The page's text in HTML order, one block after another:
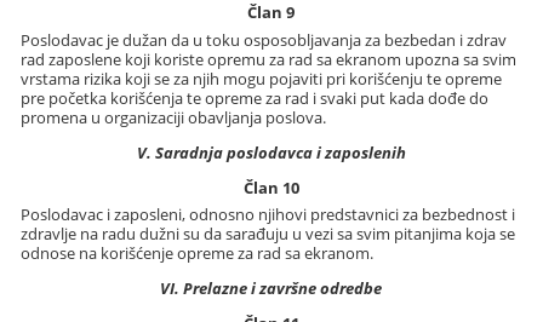
Član 9
Poslodavac je dužan da u toku osposobljavanja za bezbedan i zdrav
rad zaposlene koji koriste opremu za rad sa ekranom upozna sa svim
vrstama rizika koji se za njih mogu pojaviti pri korišćenju te opreme
pre početka korišćenja te opreme za rad i svaki put kada dođe do
promena u organizaciji obavljanja poslova.
V. Saradnja poslodavca i zaposlenih
Član 10
Poslodavac i zaposleni, odnosno njihovi predstavnici za bezbednost i
zdravlje na radu dužni su da sarađuju u vezi sa svim pitanjima koja se
odnose na korišćenje opreme za rad sa ekranom.
VI. Prelazne i završne odredbe